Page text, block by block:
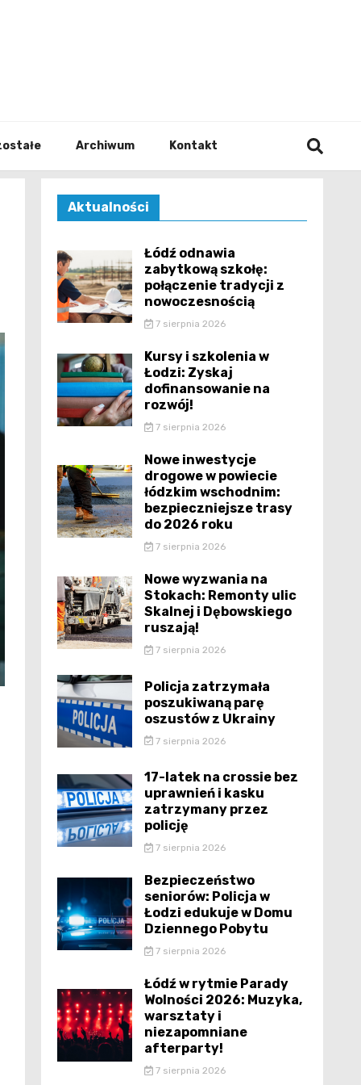
Archiwum Kontakt
Aktualności
Łódź odnawia
zabytkową szkołę:
połączenie tradycji z
nowoczesnością
7 sierpnia 2026
Kursy i szkolenia w
Łodzi: Zyskaj
dofinansowanie na
rozwój!
7 sierpnia 2026
Nowe inwestycje
drogowe w powiecie
łódzkim wschodnim:
bezpieczniejsze trasy
do 2026 roku
7 sierpnia 2026
Nowe wyzwania na
Stokach: Remonty ulic
Skalnej i Dębowskiego
ruszają!
7 sierpnia 2026
Policja zatrzymała
poszukiwaną parę
oszustów z Ukrainy
7 sierpnia 2026
17-latek na crossie bez
uprawnień i kasku
zatrzymany przez
policję
7 sierpnia 2026
Bezpieczeństwo
seniorów: Policja w
Łodzi edukuje w Domu
Dziennego Pobytu
7 sierpnia 2026
Łódź w rytmie Parady
Wolności 2026: Muzyka,
warsztaty i
niezapomniane
afterparty!
7 sierpnia 2026